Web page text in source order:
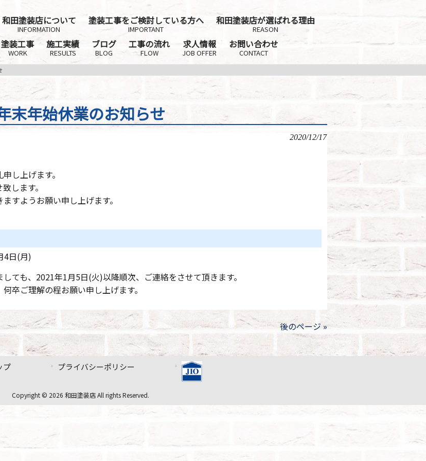
和田塗装店について
INFORMATION
塗装工事をご検討している方へ
IMPORTANT
和田塗装店が選ばれる理由
REASON
塗装工事
WORK
施工実績
RESULTS
ブログ
BLOG
工事の流れ
FLOW
求人情報
JOB OFFER
お問い合わせ
CONTACT
末年始休業のお知らせ
2020/12/17
し上げます。
します。
すようお願い申し上げます。
4日(月)
ても、2021年1月5日(火)以降順次、ご連絡をさせて頂きます。
卒ご理解の程お願い申し上げます。
後のページ »
プ プライバシーポリシー
Copyright © 2026 和田塗装店 All rights Reserved.